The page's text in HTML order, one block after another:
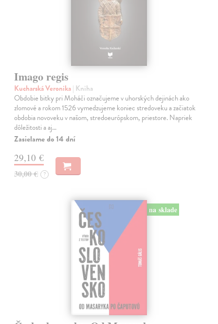
Imago regis
Kucharská Veronika| Kniha
Obdobie bitky pri Moháči označujeme v uhorských dejinách ako
zlomové a rokom 1526 vymedzujeme koniec stredoveku a začiatok
obdobia novoveku v našom, stredoeurópskom, priestore. Napriek
dôležitosti a aj…
Zasielame do 14 dní
29,10 €
30,00 € ?
na sklade